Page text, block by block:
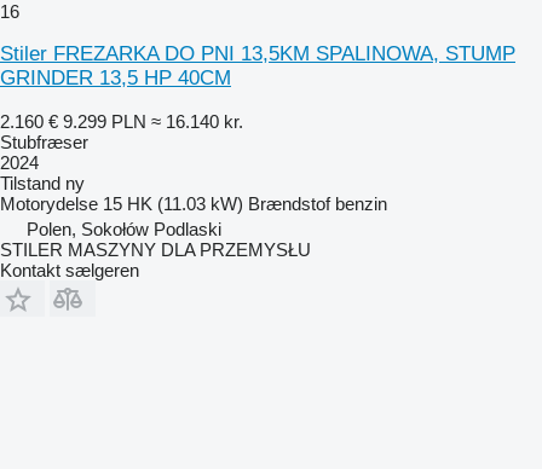
16
Stiler FREZARKA DO PNI 13,5KM SPALINOWA, STUMP
GRINDER 13,5 HP 40CM
2.160 € 9.299 PLN ≈ 16.140 kr.
Stubfræser
2024
Tilstand ny
Motorydelse 15 HK (11.03 kW) Brændstof benzin
Polen, Sokołów Podlaski
STILER MASZYNY DLA PRZEMYSŁU
Kontakt sælgeren